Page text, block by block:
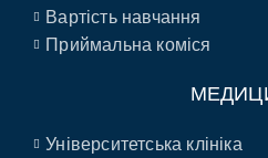
Вартість навчання
Приймальна коміся
Університетська клініка